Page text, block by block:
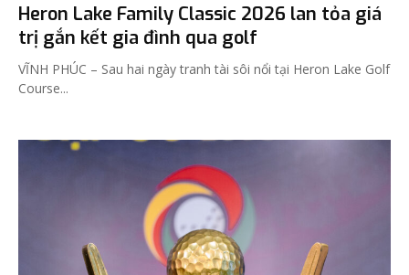
Heron Lake Family Classic 2026 lan tỏa giá
trị gắn kết gia đình qua golf
VĨNH PHÚC – Sau hai ngày tranh tài sôi nổi tại Heron Lake Golf
Course...